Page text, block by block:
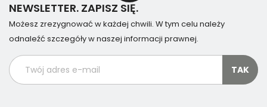
NEWSLETTER. ZAPISZ SIĘ.
Możesz zrezygnować w każdej chwili. W tym celu należy
odnaleźć szczegóły w naszej informacji prawnej.